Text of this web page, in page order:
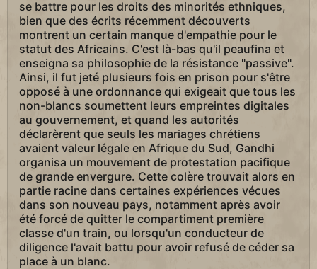
se battre pour les droits des minorités ethniques,
bien que des écrits récemment découverts
montrent un certain manque d'empathie pour le
statut des Africains. C'est là-bas qu'il peaufina et
enseigna sa philosophie de la résistance "passive".
Ainsi, il fut jeté plusieurs fois en prison pour s'être
opposé à une ordonnance qui exigeait que tous les
non-blancs soumettent leurs empreintes digitales
au gouvernement, et quand les autorités
déclarèrent que seuls les mariages chrétiens
avaient valeur légale en Afrique du Sud, Gandhi
organisa un mouvement de protestation pacifique
de grande envergure. Cette colère trouvait alors en
partie racine dans certaines expériences vécues
dans son nouveau pays, notamment après avoir
été forcé de quitter le compartiment première
classe d'un train, ou lorsqu'un conducteur de
diligence l'avait battu pour avoir refusé de céder sa
place à un blanc.